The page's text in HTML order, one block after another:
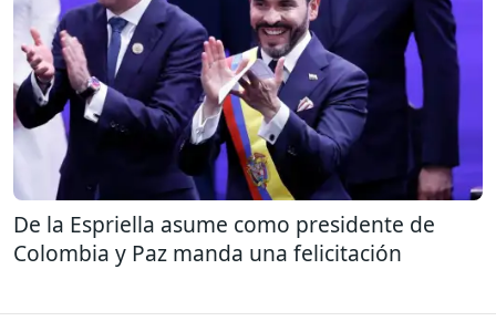
De la Espriella asume como presidente de
Colombia y Paz manda una felicitación